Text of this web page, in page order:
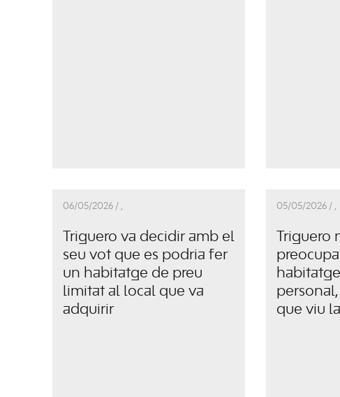
06/05/2026 / ,
Triguero va decidir amb el
seu vot que es podria fer
un habitatge de preu
limitat al local que va
adquirir
05/05/2026 / ,
Triguero
que viu